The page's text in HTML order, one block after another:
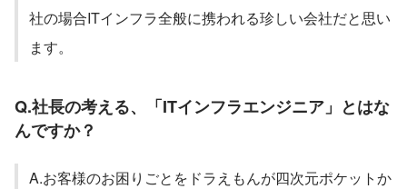
社の場合ITインフラ全般に携われる珍しい会社だと思い
ます。
Q.社長の考える、「ITインフラエンジニア」とはな
んですか？
A.お客様のお困りごとをドラえもんが四次元ポケットか